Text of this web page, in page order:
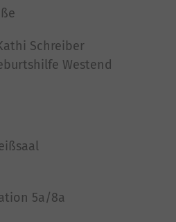
Schreiber
Westend
5a/8a